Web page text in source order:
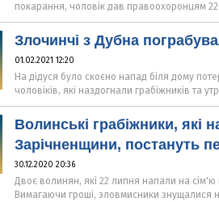
покарання, чоловік дав правоохоронцям
Злочинчі з Дубна
01.02.2021 12:20
На дідуся було скоєно напад біля дому
чоловіків, які наздогнали грабіжників та
Волинські грабіжники, які
Зарічненщини, постануть
30.12.2020 20:36
Двоє волинян, які 22 липня напали на сім'ю
Вимагаючи гроші, зловмисники знущалися